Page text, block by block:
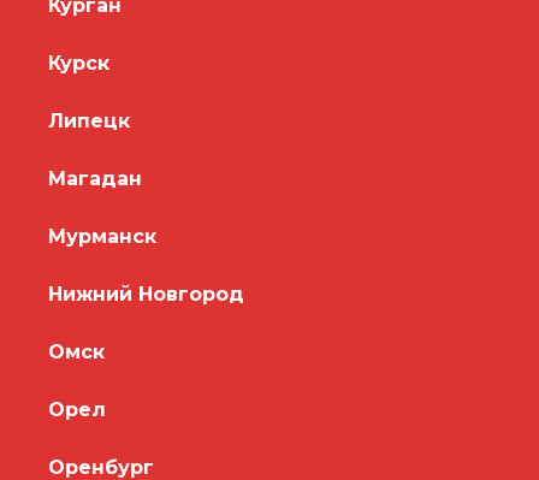
Курган
Курск
Липецк
Магадан
Мурманск
Нижний Новгород
Омск
Орел
Оренбург